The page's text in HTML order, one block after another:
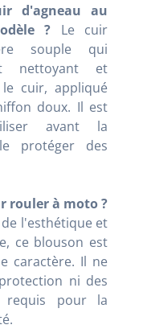
d'agneau au
? Le cuir
souple qui
nettoyant et
cuir, appliqué
doux. Il est
avant la
protéger des
rouler à moto ?
l'esthétique et
ce blouson est
caractère. Il ne
ni des
requis pour la